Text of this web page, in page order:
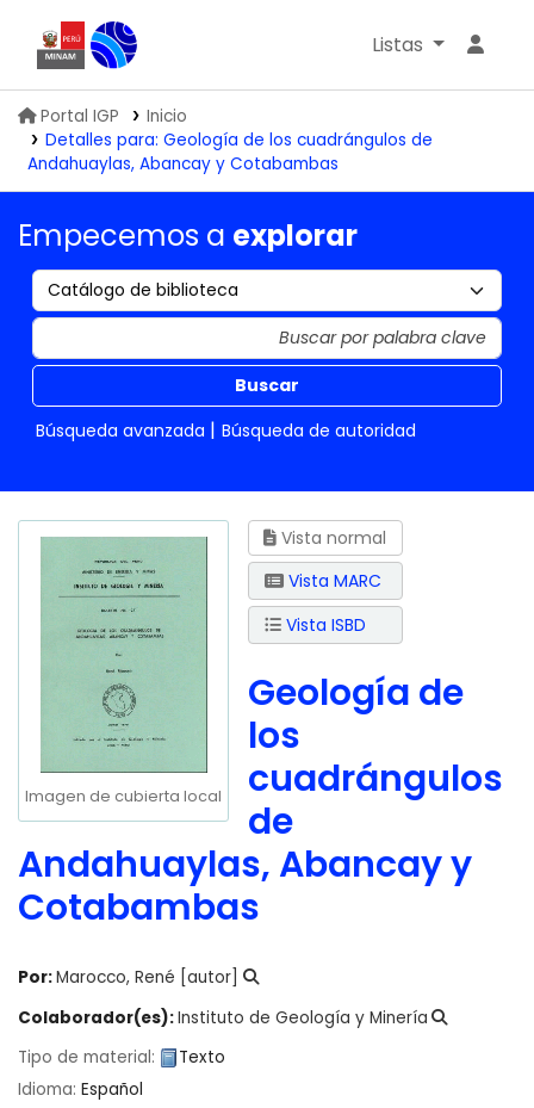
Biblioteca IGP
Listas
Portal IGP
Inicio
Detalles para: Geología de los cuadrángulos de
Andahuaylas, Abancay y Cotabambas
Empecemos a explorar
Buscar
Búsqueda avanzada
Búsqueda de autoridad
Imagen de cubierta local
Vista normal
Vista MARC
Vista ISBD
Geología de
los
cuadrángulos
de
Andahuaylas, Abancay y
Cotabambas
Por:Marocco, René [autor]
Colaborador(es):Instituto de Geología y Minería
Tipo de material:
Texto
Idioma: Español